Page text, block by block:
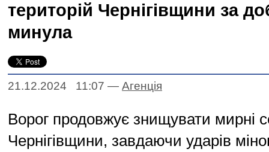
територій Чернігівщини за
минула
21.12.2024 11:07 — Агенцiя
Ворог продовжує знищувати мирні
Чернігівщини, завдаючи ударів